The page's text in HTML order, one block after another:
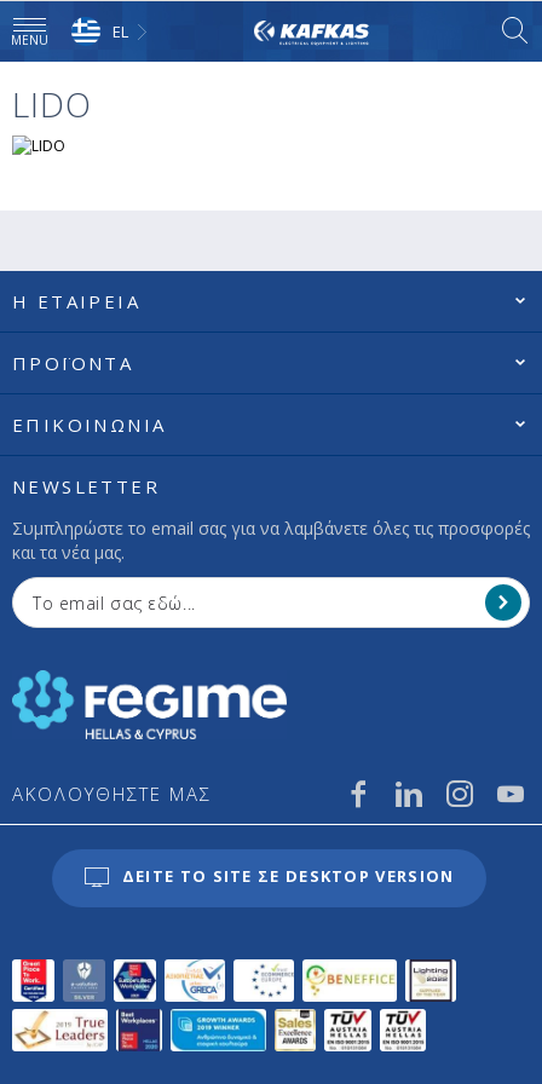
MENU EL
LIDO
Η ΕΤΑΙΡΕΙΑ
ΠΡΟΪΟΝΤΑ
ΕΠΙΚΟΙΝΩΝΙΑ
NEWSLETTER
Συμπληρώστε το email σας για να λαμβάνετε όλες τις προσφορές
και τα νέα μας.
ΑΚΟΛΟΥΘΗΣΤΕ ΜΑΣ
ΔΕΙΤΕ ΤΟ SITE ΣΕ DESKTOP VERSION